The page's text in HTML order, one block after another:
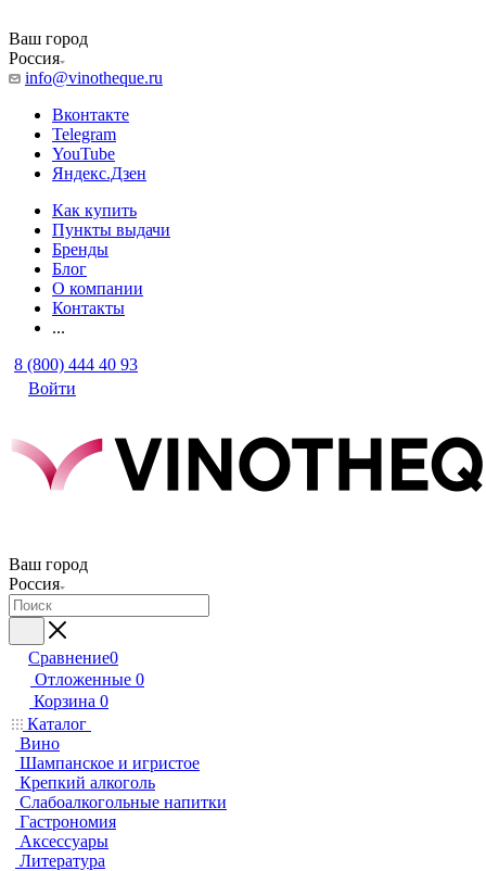
Ваш город
Россия
info@vinotheque.ru
Вконтакте
Telegram
YouTube
Яндекс.Дзен
Как купить
Пункты выдачи
Бренды
Блог
О компании
Контакты
...
8 (800) 444 40 93
Войти
Ваш город
Россия
Сравнение0
Отложенные 0
Корзина 0
Каталог
Вино
Шампанское и игристое
Крепкий алкоголь
Слабоалкогольные напитки
Гастрономия
Аксессуары
Литература